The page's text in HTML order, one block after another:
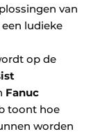
van
ludieke
op de
Fanuc
toont hoe
worden